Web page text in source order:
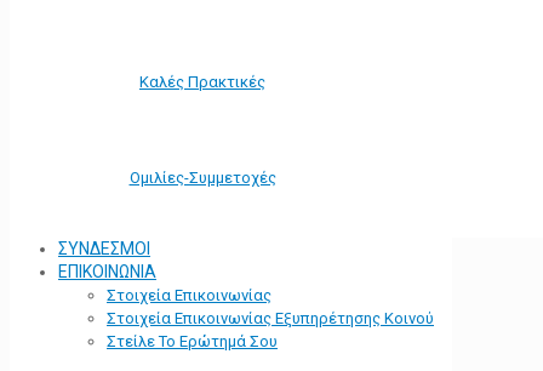
Καλές Πρακτικές
Ομιλίες-Συμμετοχές
ΣΥΝΔΕΣΜΟΙ
ΕΠΙΚΟΙΝΩΝΙΑ
Στοιχεία Επικοινωνίας
Στοιχεία Επικοινωνίας Εξυπηρέτησης Κοινού
Στείλε Το Ερώτημά Σου